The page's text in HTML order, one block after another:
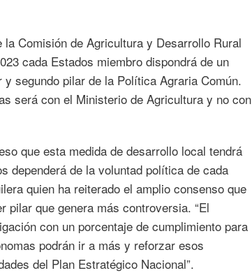
Comisión de Agricultura y Desarrollo Rural
cada Estados miembro dispondrá de un
segundo pilar de la Política Agraria Común.
será con el Ministerio de Agricultura y no con
que esta medida de desarrollo local tendrá
dependerá de la voluntad política de cada
quien ha reiterado el amplio consenso que
que genera más controversia. “El
con un porcentaje de cumplimiento para
podrán ir a más y reforzar esos
del Plan Estratégico Nacional”.